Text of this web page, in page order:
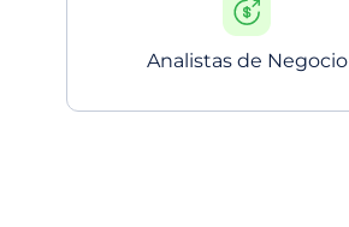
Analistas de Negocio